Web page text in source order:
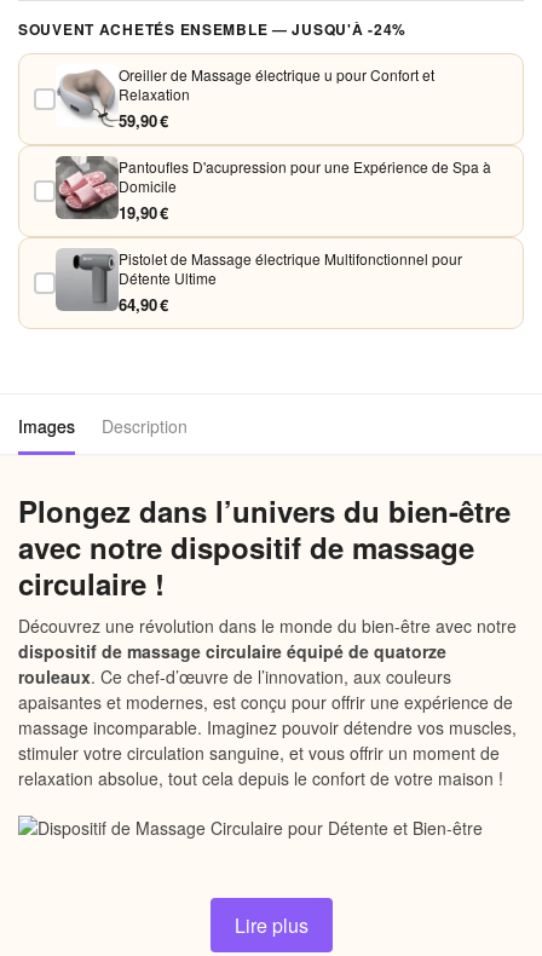
acceptons Visa, Mastercard, PayPal et Apple Pay. Aucune donnée
bancaire n'est conservée sur nos serveurs.
SOUVENT ACHETÉS ENSEMBLE — JUSQU'À -24%
Oreiller de Massage électrique u pour Confort et
Relaxation
59,90 €
Pantoufles D'acupression pour une Expérience de Spa à
Domicile
19,90 €
Pistolet de Massage électrique Multifonctionnel pour
Détente Ultime
64,90 €
Images Description
Plongez dans l’univers du bien-être
avec notre dispositif de massage
circulaire !
Découvrez une révolution dans le monde du bien-être avec notre
dispositif de massage circulaire équipé de quatorze
rouleaux. Ce chef-d’œuvre de l’innovation, aux couleurs
apaisantes et modernes, est conçu pour offrir une expérience de
massage incomparable. Imaginez pouvoir détendre vos muscles,
stimuler votre circulation sanguine, et vous offrir un moment de
relaxation absolue, tout cela depuis le confort de votre maison !
Pourquoi choisir notre Dispositif de
massage circulaire ?
Lire plus